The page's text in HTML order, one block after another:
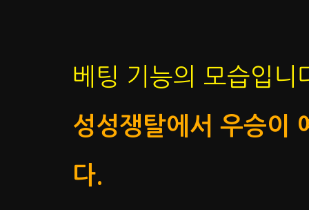
베팅 기능의 모습입니
성성쟁탈에서 우승이
다.